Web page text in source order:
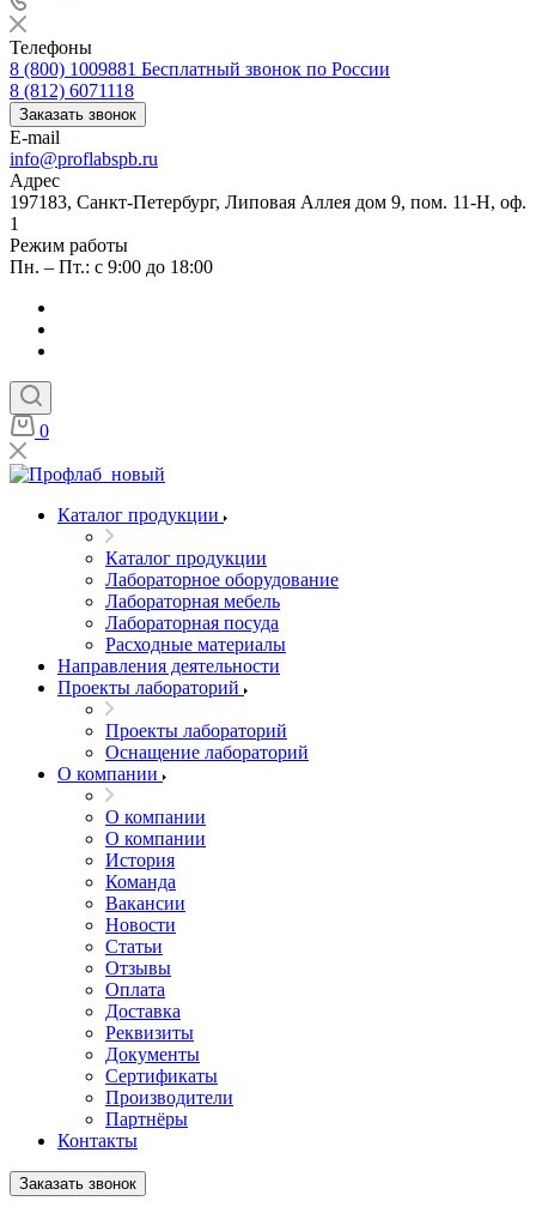
Телефоны
8 (800) 1009881 Бесплатный звонок по России
8 (812) 6071118
Заказать звонок
E-mail
info@proflabspb.ru
Адрес
197183, Санкт-Петербург, Липовая Аллея дом 9, пом. 11-Н, оф.
1
Режим работы
Пн. – Пт.: с 9:00 до 18:00
0
Каталог продукции
Каталог продукции
Лабораторное оборудование
Лабораторная мебель
Лабораторная посуда
Расходные материалы
Направления деятельности
Проекты лабораторий
Проекты лабораторий
Оснащение лабораторий
О компании
О компании
О компании
История
Команда
Вакансии
Новости
Статьи
Отзывы
Оплата
Доставка
Реквизиты
Документы
Сертификаты
Производители
Партнёры
Контакты
Заказать звонок